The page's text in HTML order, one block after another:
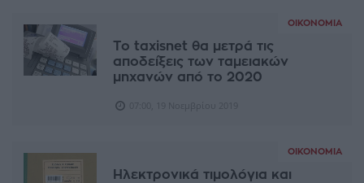
ΟΙΚΟΝΟΜΊΑ
To taxisnet θα μετρά τις
αποδείξεις των ταμειακών
μηχανών από το 2020
ΟΙΚΟΝΟΜΊΑ
Ηλεκτρονικά τιμολόγια και